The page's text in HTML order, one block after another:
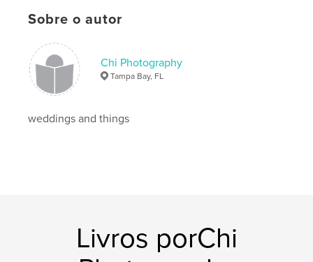
Sobre o autor
Chi Photography
Tampa Bay, FL
weddings and things
Livros porChi